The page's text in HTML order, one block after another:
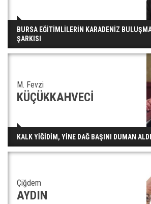
BURSA EĞİTİMLİLERİN KARADENİZ
ŞARKISI
M. Fevzi
KÜÇÜKKAHVECİ
KALK YİĞİDİM, YİNE DAĞ BAŞINI DUMAN
Çiğdem
AYDIN